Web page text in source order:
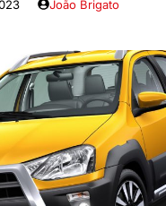
João Brigato